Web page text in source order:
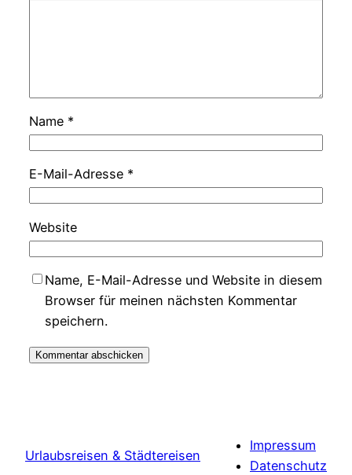
Name *
E-Mail-Adresse *
Website
Name, E-Mail-Adresse und Website in diesem
Browser für meinen nächsten Kommentar
speichern.
Urlaubsreisen & Städtereisen
Impressum
Datenschutz